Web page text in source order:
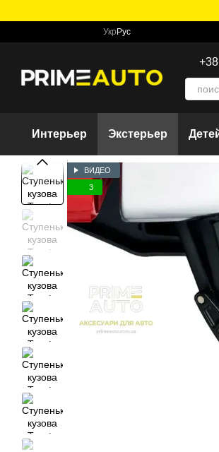
Укр Рус
Интерьер Экстерьер
ВИДЕО
3